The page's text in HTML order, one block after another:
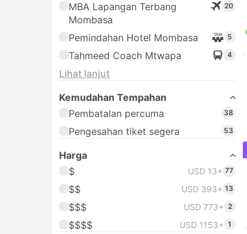
MBA Lapangan Terbang
Mombasa
20
Pemindahan Hotel Mombasa 5
Tahmeed Coach Mtwapa 4
Lihat lanjut
Kemudahan Tempahan
Pembatalan percuma
38
Pengesahan tiket segera 53
Harga
$
USD 13+ 77
$$ USD 393+ 13
$$$ USD 773+ 2
$$$$ USD 1153+ 1